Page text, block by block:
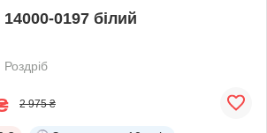
0197 білий
Роздріб
2 975 ₴